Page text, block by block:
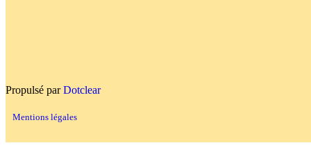
Propulsé parDotclear
Mentions légales